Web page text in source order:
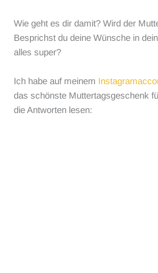
Wie geht es dir damit? Wird der
Besprichst du deine Wünsche in
alles super?
Ich habe auf meinem
das schönste Muttertagsgeschenk
die Antworten lesen: